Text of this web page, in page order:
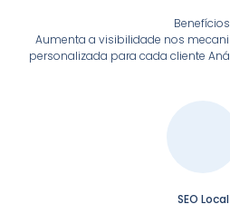
Aumenta a visibilidade nos
personalizada para cada cliente
SEO Local